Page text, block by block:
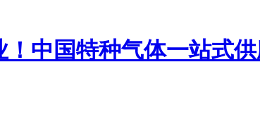
中国特种气体一站式